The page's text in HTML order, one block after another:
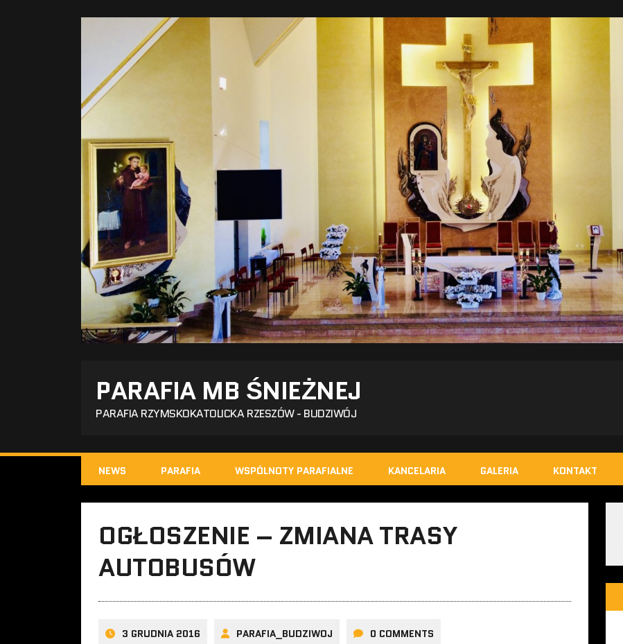
PARAFIA MB ŚNIEŻNEJ
PARAFIA RZYMSKOKATOLICKA RZESZÓW - BUDZIWÓJ
NEWS PARAFIA WSPÓLNOTY PARAFIALNE KANCELARIA GALERIA KONTAKT
OGŁOSZENIE – ZMIANA TRASY
AUTOBUSÓW
3 GRUDNIA 2016 PARAFIA_BUDZIWOJ 0 COMMENTS